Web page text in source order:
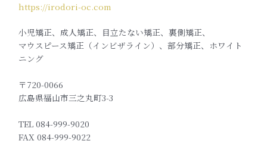
https://irodori-oc.com
小児矯正、成人矯正、目立たない矯正、裏側矯正、
マウスピース矯正（インビザライン）、部分矯正、ホワイト
ニング
〒720-0066
広島県福山市三之丸町3-3
TEL 084-999-9020
FAX 084-999-9022